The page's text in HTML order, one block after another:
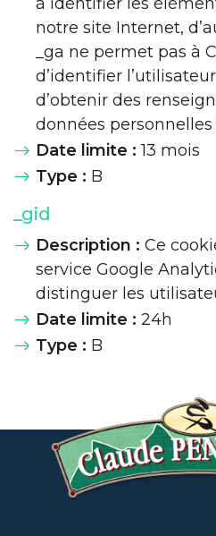
notre site Internet,
_ga ne permet pas à
d’identifier
d’obtenir des
données personnelles
Date limite : 13 mois
Type : B
_gid
Description : Ce
service Google
distinguer les
Date limite : 24h
Type : B